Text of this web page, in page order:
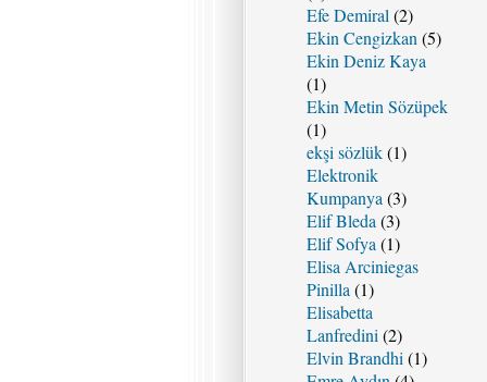
Efe Demiral (2)
Ekin Cengizkan (5)
Ekin Deniz Kaya
(1)
Ekin Metin Sözüpek
(1)
ekşi sözlük(1)
Elektronik
Kumpanya (3)
Elif Bleda (3)
Elif Sofya (1)
Elisa Arciniegas
Pinilla (1)
Elisabetta
Lanfredini (2)
Elvin Brandhi (1)